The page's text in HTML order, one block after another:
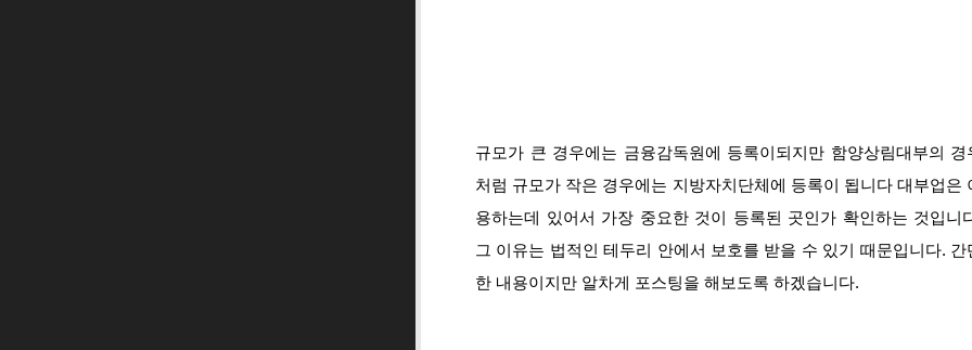
규모가 큰 경우에는 금융감독원에 등록이되지만 함양상림대부의 경
처럼 규모가 작은 경우에는 지방자치단체에 등록이 됩니다 대부업은
용하는데 있어서 가장 중요한 것이 등록된 곳인가 확인하는 것입니
그 이유는 법적인 테두리 안에서 보호를 받을 수 있기 때문입니다. 간
한 내용이지만 알차게 포스팅을 해보도록 하겠습니다.